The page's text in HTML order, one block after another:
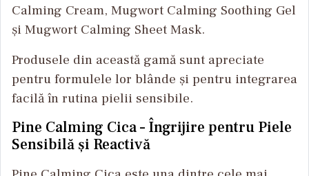
Calming Cream, Mugwort Calming Soothing Gel
și Mugwort Calming Sheet Mask.
Produsele din această gamă sunt apreciate
pentru formulele lor blânde și pentru integrarea
facilă în rutina pielii sensibile.
Pine Calming Cica – Îngrijire pentru Piele
Sensibilă și Reactivă